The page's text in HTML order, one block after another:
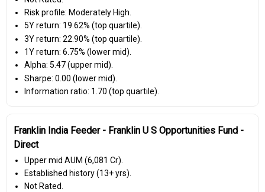
Risk profile: Moderately High.
5Y return: 19.62% (top quartile).
3Y return: 22.90% (top quartile).
1Y return: 6.75% (lower mid).
Alpha: 5.47 (upper mid).
Sharpe: 0.00 (lower mid).
Information ratio: 1.70 (top quartile).
Franklin India Feeder - Franklin U S Opportunities Fund -
Direct
Upper mid AUM (₹6,081 Cr).
Established history (13+ yrs).
Not Rated.